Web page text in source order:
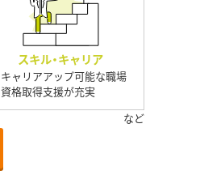
スキル・キャリア
キャリアアップ可能な職場
資格取得支援が充実